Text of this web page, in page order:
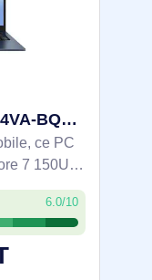
ASUS Vivobook 15 X1504VA-BQ3804W Intel Core 7 150U Ordinateur portable 39,6 cm (15.6") Full HD 16 Go - 90NB13Y1-M01C90
ce PC
7 150U,
To pour un
des
6.0/10